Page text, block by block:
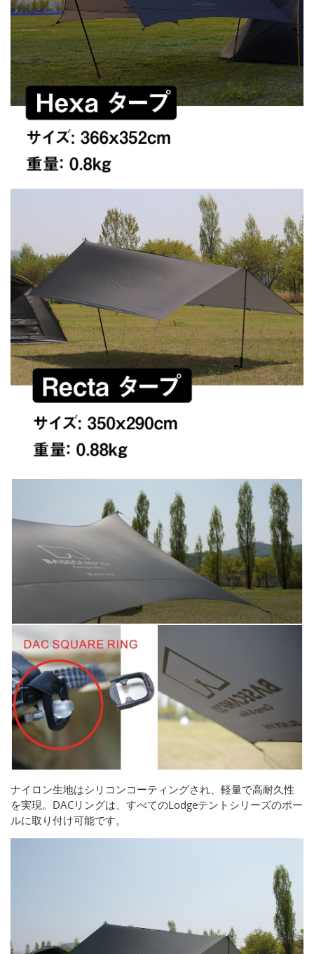
ナイロン生地はシリコンコーティングされ、軽量で高耐久性
を実現。DACリングは、すべてのLodgeテントシリーズのポー
ルに取り付け可能です。